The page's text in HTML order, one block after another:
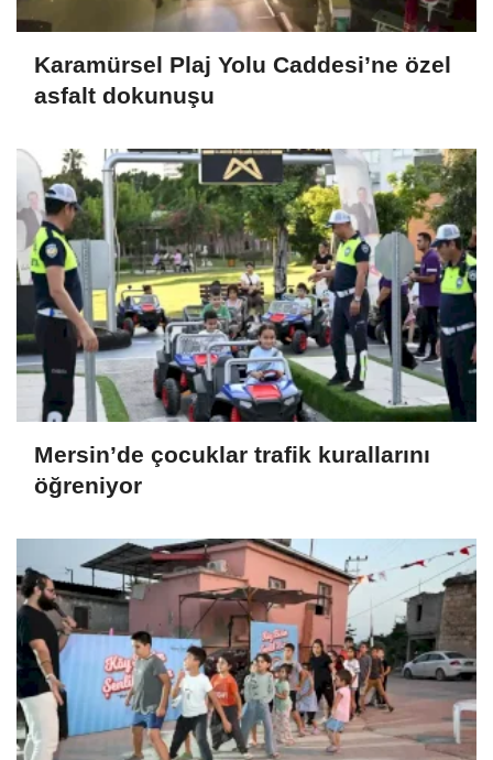
Karamürsel Plaj Yolu Caddesi’ne özel
asfalt dokunuşu
Mersin’de çocuklar trafik kurallarını
öğreniyor